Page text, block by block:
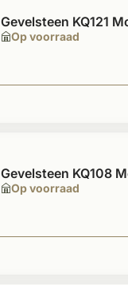
Op voorraad
Gevelsteen KQ121
Op voorraad
Gevelsteen KQ108